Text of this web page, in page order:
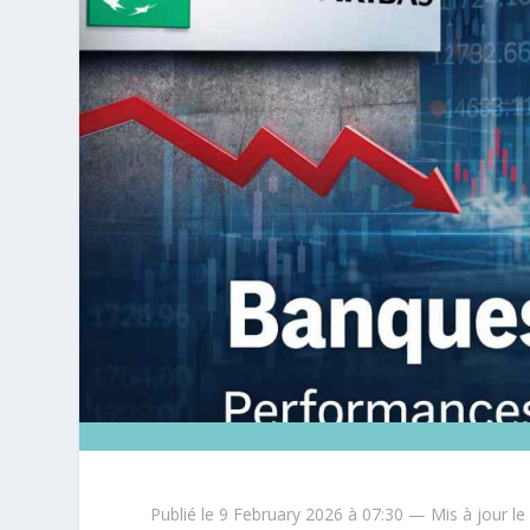
Publié le 9 February 2026 à 07:30 — Mis à jour le